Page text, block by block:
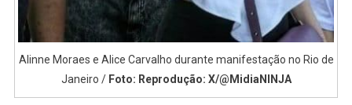
Alinne Moraes e Alice Carvalho durante manifestação no Rio de
Janeiro / Foto: Reprodução: X/@MidiaNINJA